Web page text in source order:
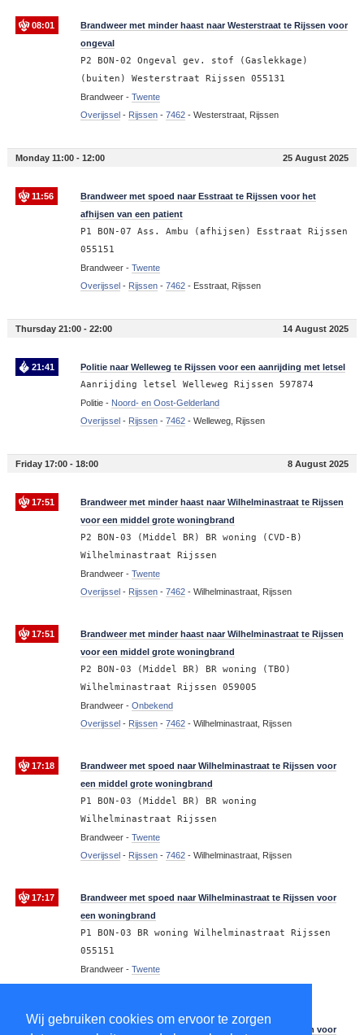
Wij gebruiken cookies om ervoor te zorgen
08:01
Brandweer met minder haast naar Westerstraat te Rijssen voor
ongeval
P2 BON-02 Ongeval gev. stof (Gaslekkage)
(buiten) Westerstraat Rijssen 055131
Brandweer - Twente
Overijssel- Rijssen- 7462- Westerstraat, Rijssen
Monday 11:00 - 12:00 25 August 2025
11:56
Brandweer met spoed naar Esstraat te Rijssen voor het
afhijsen van een patient
P1 BON-07 Ass. Ambu (afhijsen) Esstraat Rijssen
055151
Brandweer - Twente
Overijssel- Rijssen- 7462- Esstraat, Rijssen
Thursday 21:00 - 22:00 14 August 2025
21:41 Politie naar Welleweg te Rijssen voor een aanrijding met letsel
Aanrijding letsel Welleweg Rijssen 597874
Politie - Noord- en Oost-Gelderland
Overijssel- Rijssen- 7462- Welleweg, Rijssen
Friday 17:00 - 18:00 8 August 2025
17:51
Brandweer met minder haast naar Wilhelminastraat te Rijssen
voor een middel grote woningbrand
P2 BON-03 (Middel BR) BR woning (CVD-B)
Wilhelminastraat Rijssen
Brandweer - Twente
Overijssel- Rijssen- 7462- Wilhelminastraat, Rijssen
17:51
Brandweer met minder haast naar Wilhelminastraat te Rijssen
voor een middel grote woningbrand
P2 BON-03 (Middel BR) BR woning (TBO)
Wilhelminastraat Rijssen 059005
Brandweer - Onbekend
Overijssel- Rijssen- 7462- Wilhelminastraat, Rijssen
17:18
Brandweer met spoed naar Wilhelminastraat te Rijssen voor
een middel grote woningbrand
P1 BON-03 (Middel BR) BR woning
Wilhelminastraat Rijssen
Brandweer - Twente
Overijssel- Rijssen- 7462- Wilhelminastraat, Rijssen
17:17
Brandweer met spoed naar Wilhelminastraat te Rijssen voor
een woningbrand
P1 BON-03 BR woning Wilhelminastraat Rijssen
055151
Brandweer - Twente
Overijssel-Rijssen-7462-Wilhelminastraat, Rijssen
17:16 Brandweer met spoed naar Wilhelminastraat te Rijssen voor